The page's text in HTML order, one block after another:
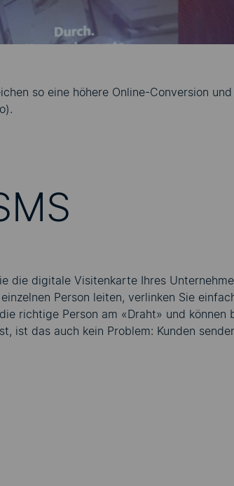
so eine höhere Online-Conversion
).
die digitale Visitenkarte Ihres
Person leiten, verlinken Sie
richtige Person am «Draht» und können
ist das auch kein Problem: Kunden